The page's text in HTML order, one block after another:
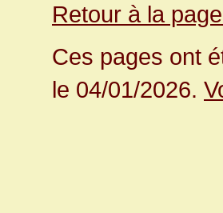
Retour à la
Ces pages ont
le 04/01/2026.